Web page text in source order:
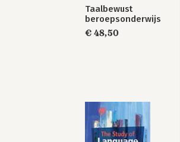
Taalbewust
beroepsonderwijs
€ 48,50